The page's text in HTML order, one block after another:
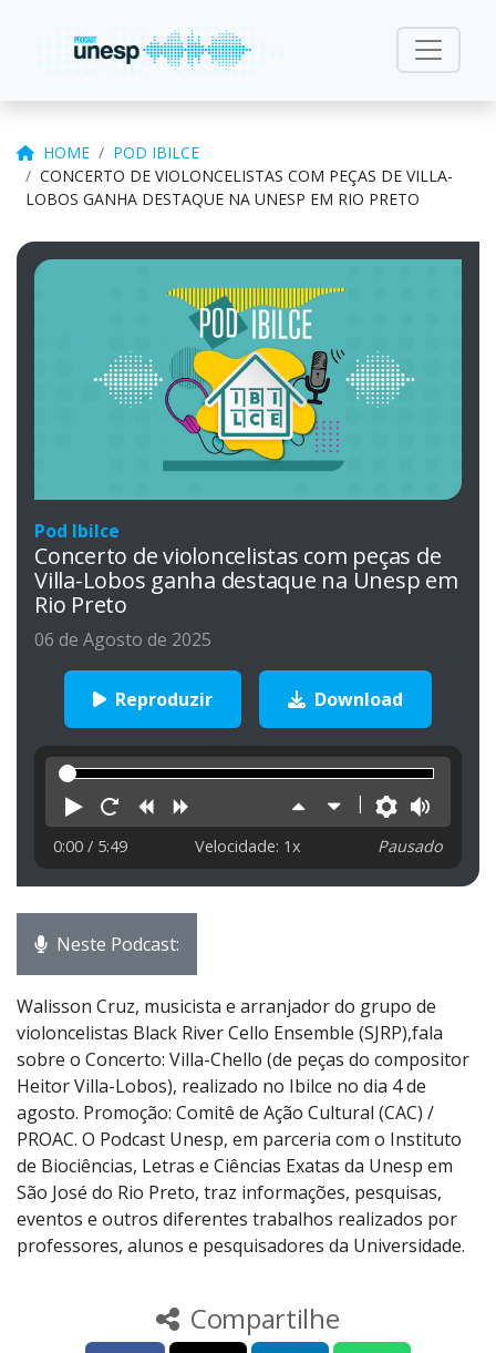
HOME
POD IBILCE
CONCERTO DE VIOLONCELISTAS COM PEÇAS DE VILLA-
LOBOS GANHA DESTAQUE NA UNESP EM RIO PRETO
Pod Ibilce
Concerto de violoncelistas com peças de
Villa-Lobos ganha destaque na Unesp em
Rio Preto
06 de Agosto de 2025
Reproduzir Download
Reproduzir
ReiniciarRetroceder
Aumentar
velocidade
Diminuir
velocidade
0:00 / 5:49 Velocidade: 1x Pausado
Neste Podcast:
Walisson Cruz, musicista e arranjador do grupo de
violoncelistas Black River Cello Ensemble (SJRP),fala
sobre o Concerto: Villa-Chello (de peças do compositor
Heitor Villa-Lobos), realizado no Ibilce no dia 4 de
agosto. Promoção: Comitê de Ação Cultural (CAC) /
PROAC. O Podcast Unesp, em parceria com o Instituto
de Biociências, Letras e Ciências Exatas da Unesp em
São José do Rio Preto, traz informações, pesquisas,
eventos e outros diferentes trabalhos realizados por
professores, alunos e pesquisadores da Universidade.
Compartilhe